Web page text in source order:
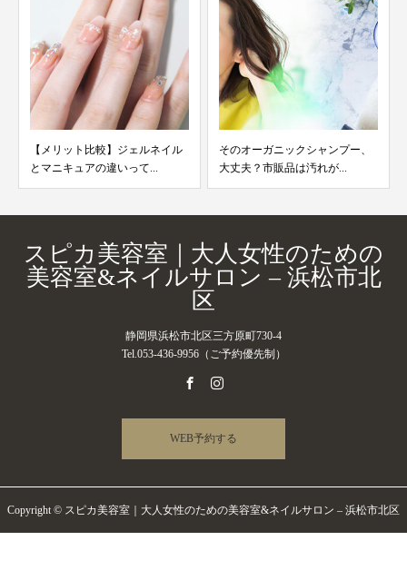
【メリット比較】ジェルネイル
とマニキュアの違いって...
そのオーガニックシャンプー、
大丈夫？市販品は汚れが...
スピカ美容室｜大人女性のための
美容室&ネイルサロン – 浜松市北
区
静岡県浜松市北区三方原町730-4
Tel.053-436-9956（ご予約優先制）
WEB予約する
Copyright © スピカ美容室｜大人女性のための美容室&ネイルサロン – 浜松市北区